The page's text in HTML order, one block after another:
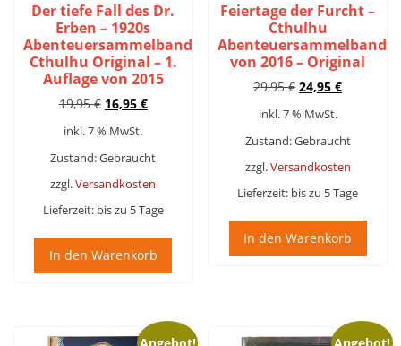
Der tiefe Fall des Dr.
Erben – 1920s
Abenteuersammelband
Cthulhu Original – 1.
Auflage von 2015
19,95€ Ursprünglicher
war:
19,95 €
16,95 €Aktueller
16,95 €.
inkl. 7 % MwSt.
Zustand: Gebraucht
zzgl.Versandkosten
Lieferzeit: bis zu 5 Tage
In den Warenkorb
Feiertage der Furcht –
Cthulhu
Abenteuersammelband
von 2016 – Original
29,95€ Ursprünglicher
war:
29,95 €
24,95€Aktueller
24,95 €.
inkl. 7 % MwSt.
Zustand: Gebraucht
zzgl.Versandkosten
Lieferzeit: bis zu 5 Tage
In den Warenkorb